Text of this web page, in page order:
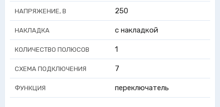
НАПРЯЖЕНИЕ, В 250
НАКЛАДКА с накладкой
КОЛИЧЕСТВО ПОЛЮСОВ 1
СХЕМА ПОДКЛЮЧЕНИЯ 7
ФУНКЦИЯ переключатель